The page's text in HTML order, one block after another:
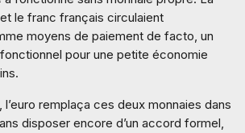
le franc français circulaient
moyens de paiement de facto, un
pour une petite économie
l’euro remplaça ces deux monnaies dans
disposer encore d’un accord formel,